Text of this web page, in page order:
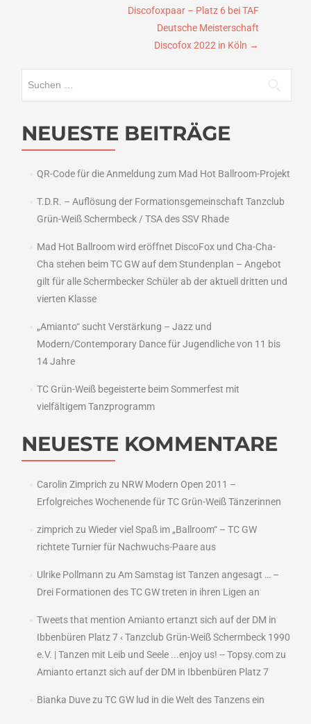
Discofoxpaar – Platz 6 bei TAF
Deutsche Meisterschaft
Discofox 2022 in Köln →
NEUESTE BEITRÄGE
QR-Code für die Anmeldung zum Mad Hot Ballroom-Projekt
T.D.R. – Auflösung der Formationsgemeinschaft Tanzclub
Grün-Weiß Schermbeck / TSA des SSV Rhade
Mad Hot Ballroom wird eröffnet DiscoFox und Cha-Cha-
Cha stehen beim TC GW auf dem Stundenplan – Angebot
gilt für alle Schermbecker Schüler ab der aktuell dritten und
vierten Klasse
„Amianto“ sucht Verstärkung – Jazz und
Modern/Contemporary Dance für Jugendliche von 11 bis
14 Jahre
TC Grün-Weiß begeisterte beim Sommerfest mit
vielfältigem Tanzprogramm
NEUESTE KOMMENTARE
Carolin Zimprich zu NRW Modern Open 2011 –
Erfolgreiches Wochenende für TC Grün-Weiß Tänzerinnen
zimprich zu Wieder viel Spaß im „Ballroom“ – TC GW
richtete Turnier für Nachwuchs-Paare aus
Ulrike Pollmann zu Am Samstag ist Tanzen angesagt … –
Drei Formationen des TC GW treten in ihren Ligen an
Tweets that mention Amianto ertanzt sich auf der DM in
Ibbenbüren Platz 7 ‹ Tanzclub Grün-Weiß Schermbeck 1990
e.V. | Tanzen mit Leib und Seele ...enjoy us! -- Topsy.comzu
Amianto ertanzt sich auf der DM in Ibbenbüren Platz 7
Bianka Duvezu TC GW lud in die Welt des Tanzens ein